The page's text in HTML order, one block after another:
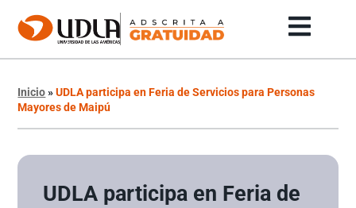
Inicio»UDLA participa en Feria de Servicios para Personas
Mayores de Maipú
UDLA participa en Feria de